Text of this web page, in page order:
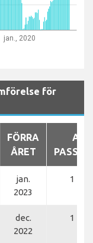
jan., 2020
för
FÖRRA
ÅRET
jan.
2023
1 427
dec.
2022
1 489